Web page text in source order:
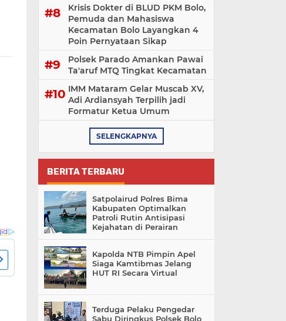
Krisis Dokter di BLUD PKM Bolo,
Pemuda dan Mahasiswa
Kecamatan Bolo Layangkan 4
Poin Pernyataan Sikap
Polsek Parado Amankan Pawai
Ta'aruf MTQ Tingkat Kecamatan
IMM Mataram Gelar Muscab XV,
Adi Ardiansyah Terpilih jadi
Formatur Ketua Umum
SELENGKAPNYA
BERITA TERBARU
Satpolairud Polres Bima
Kabupaten Optimalkan
Patroli Rutin Antisipasi
Kejahatan di Perairan
Kapolda NTB Pimpin Apel
Siaga Kamtibmas Jelang
HUT RI Secara Virtual
Terduga Pelaku Pengedar
Sabu Diringkus Polsek Bolo